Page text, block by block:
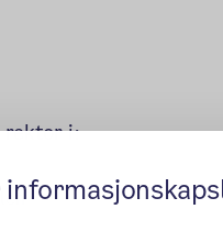
rektor i: